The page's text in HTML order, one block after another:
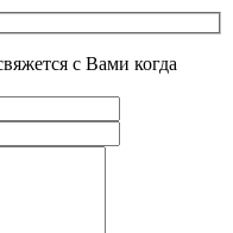
с Вами когда